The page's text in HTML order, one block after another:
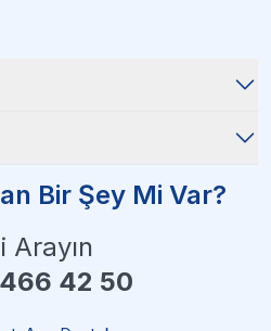
Bir Şey Mi Var?
Arayın
42 50